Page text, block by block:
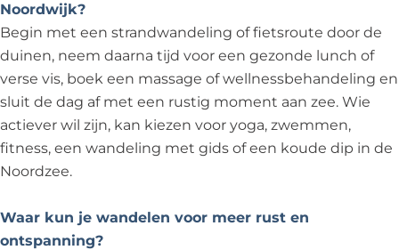
Noordwijk?
Begin met een strandwandeling of fietsroute door de
duinen, neem daarna tijd voor een gezonde lunch of
verse vis, boek een massage of wellnessbehandeling en
sluit de dag af met een rustig moment aan zee. Wie
actiever wil zijn, kan kiezen voor yoga, zwemmen,
fitness, een wandeling met gids of een koude dip in de
Noordzee.
Waar kun je wandelen voor meer rust en
ontspanning?